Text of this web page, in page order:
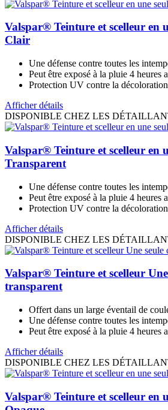
Valspar® Teinture et scelleur en
Clair
Une défense contre toutes les
Peut être exposé à la pluie 4 heures
Protection UV contre la décoloration
Afficher détails
DISPONIBLE CHEZ LES
Valspar® Teinture et scelleur en
Transparent
Une défense contre toutes les
Peut être exposé à la pluie 4 heures
Protection UV contre la décoloration
Afficher détails
DISPONIBLE CHEZ LES
Valspar® Teinture et scelleur
transparent
Offert dans un large éventail de
Une défense contre toutes les
Peut être exposé à la pluie 4 heures
Afficher détails
DISPONIBLE CHEZ LES
Valspar® Teinture et scelleur en